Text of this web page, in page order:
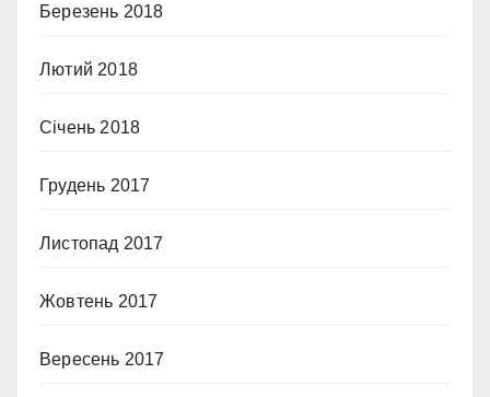
Березень 2018
Лютий 2018
Січень 2018
Грудень 2017
Листопад 2017
Жовтень 2017
Вересень 2017